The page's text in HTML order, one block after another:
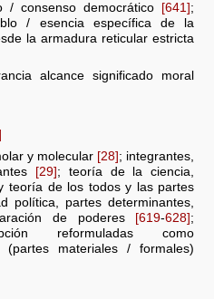
/ consenso democrático
[641] ;
/ esencia específica de la
la armadura reticular estricta
alcance significado moral
y molecular [28]; integrantes,
[29]; teoría de la ciencia,
teoría de los todos y las partes
política, partes determinantes,
de poderes [619-628];
reformuladas como
(partes materiales / formales)